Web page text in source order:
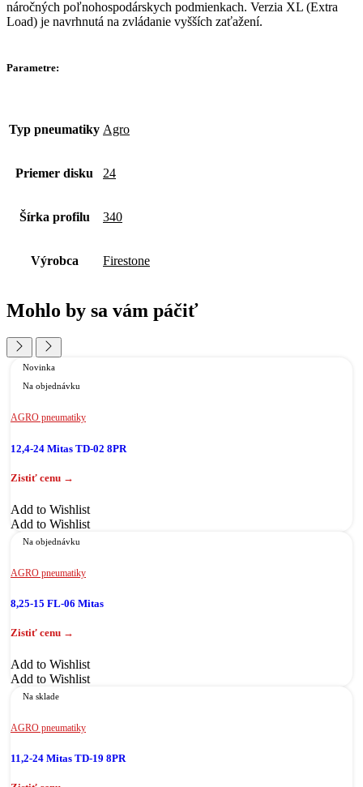
náročných poľnohospodárskych podmienkach. Verzia XL (Extra
Load) je navrhnutá na zvládanie vyšších zaťažení.
Parametre:
Typ pneumatiky Agro
Priemer disku 24
Šírka profilu 340
Výrobca Firestone
Mohlo by sa vám páčiť
Novinka
Na objednávku
AGRO pneumatiky
12,4-24 Mitas TD-02 8PR
Add to Wishlist
Add to Wishlist
Na objednávku
AGRO pneumatiky
8,25-15 FL-06 Mitas
Add to Wishlist
Add to Wishlist
Na sklade
AGRO pneumatiky
11,2-24 Mitas TD-19 8PR